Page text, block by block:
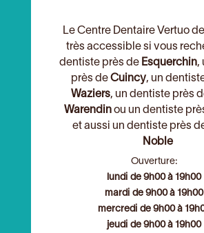
Le Centre Dentaire Vertuo de
très accessible si vous
dentiste près de Esquerchin,
près de Cuincy, un
Waziers, un dentiste près
Warendin ou un dentiste
et aussi un dentiste près
Noble
Ouverture:
lundi de 9h00 à 19h00
mardi de 9h00 à 19h00
mercredi de 9h00 à
jeudi de 9h00 à 19h00